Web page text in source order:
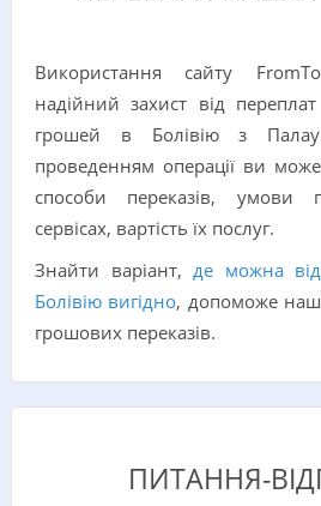
Використання сайту
надійний захист від
грошей в Болівію з
проведенням операції ви
способи переказів, умови
сервісах, вартість їх послуг.
Знайти варіант,де можна
Болівію вигідно, допоможе наш
грошових переказів.
ПИТАННЯ-